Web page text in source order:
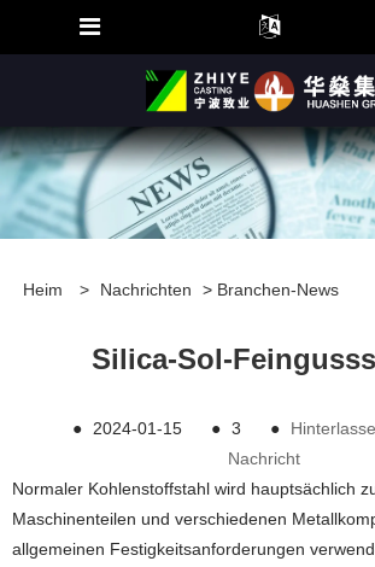
Heim > Nachrichten > Branchen-News
​Silica-Sol-
● 2024-01-15 ● 3 ●
Nachricht
Normaler Kohlenstoffstahl wird hauptsächlich
Maschinenteilen und verschiedenen
allgemeinen Festigkeitsanforderungen